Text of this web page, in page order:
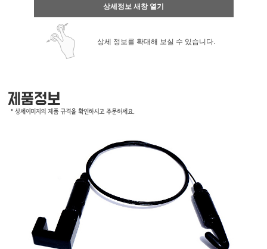
상세정보 새창 열기
상세 정보를 확대해 보실 수 있습니다.